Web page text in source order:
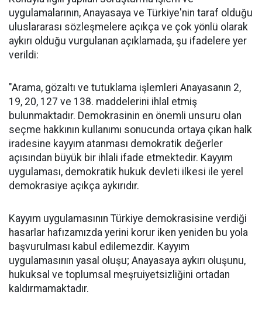
uygulamalarının, Anayasaya ve Türkiye'nin taraf olduğu
uluslararası sözleşmelere açıkça ve çok yönlü olarak
aykırı olduğu vurgulanan açıklamada, şu ifadelere yer
verildi:
"Arama, gözaltı ve tutuklama işlemleri Anayasanın 2,
19, 20, 127 ve 138. maddelerini ihlal etmiş
bulunmaktadır. Demokrasinin en önemli unsuru olan
seçme hakkının kullanımı sonucunda ortaya çıkan halk
iradesine kayyım atanması demokratik değerler
açısından büyük bir ihlali ifade etmektedir. Kayyım
uygulaması, demokratik hukuk devleti ilkesi ile yerel
demokrasiye açıkça aykırıdır.
Kayyım uygulamasının Türkiye demokrasisine verdiği
hasarlar hafızamızda yerini korur iken yeniden bu yola
başvurulması kabul edilemezdir. Kayyım
uygulamasının yasal oluşu; Anayasaya aykırı oluşunu,
hukuksal ve toplumsal meşruiyetsizliğini ortadan
kaldırmamaktadır.